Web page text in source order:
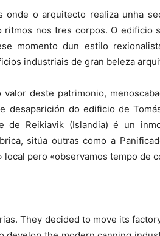
onde o arquitecto realiza unha
nos tres corpos. O edificio
momento dun estilo
industriais de gran beleza
valor deste patrimonio,
desaparición do edificio de
de Reikiavik (Islandia) é un
sitúa outras como a
pero «observamos tempo de
They decided to move its